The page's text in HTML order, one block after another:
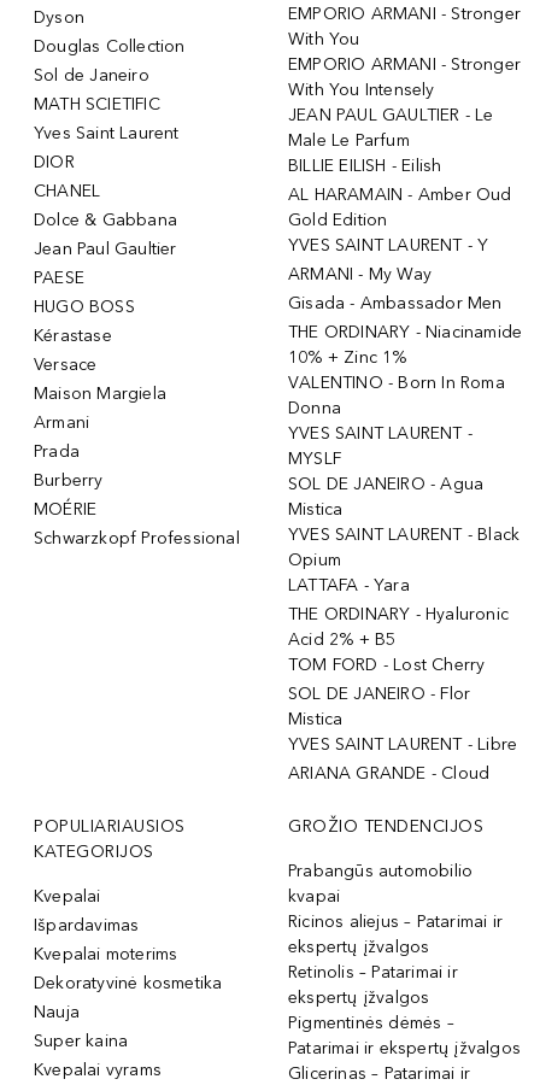
Dyson
Douglas Collection
Sol de Janeiro
MATH SCIETIFIC
Yves Saint Laurent
DIOR
CHANEL
Dolce & Gabbana
Jean Paul Gaultier
PAESE
HUGO BOSS
Kérastase
Versace
Maison Margiela
Armani
Prada
Burberry
MOÉRIE
Schwarzkopf Professional
EMPORIO ARMANI - Stronger
With You
EMPORIO ARMANI - Stronger
With You Intensely
JEAN PAUL GAULTIER - Le
Male Le Parfum
BILLIE EILISH - Eilish
AL HARAMAIN - Amber Oud
Gold Edition
YVES SAINT LAURENT - Y
ARMANI - My Way
Gisada - Ambassador Men
THE ORDINARY - Niacinamide
10% + Zinc 1%
VALENTINO - Born In Roma
Donna
YVES SAINT LAURENT -
MYSLF
SOL DE JANEIRO - Agua
Mistica
YVES SAINT LAURENT - Black
Opium
LATTAFA - Yara
THE ORDINARY - Hyaluronic
Acid 2% + B5
TOM FORD - Lost Cherry
SOL DE JANEIRO - Flor
Mistica
YVES SAINT LAURENT - Libre
ARIANA GRANDE - Cloud
POPULIARIAUSIOS
KATEGORIJOS
Kvepalai
Išpardavimas
Kvepalai moterims
Dekoratyvinė kosmetika
Nauja
Super kaina
Kvepalai vyrams
GROŽIO TENDENCIJOS
Prabangūs automobilio
kvapai
Ricinos aliejus – Patarimai ir
ekspertų įžvalgos
Retinolis – Patarimai ir
ekspertų įžvalgos
Pigmentinės dėmės –
Patarimai ir ekspertų įžvalgos
Glicerinas – Patarimai ir